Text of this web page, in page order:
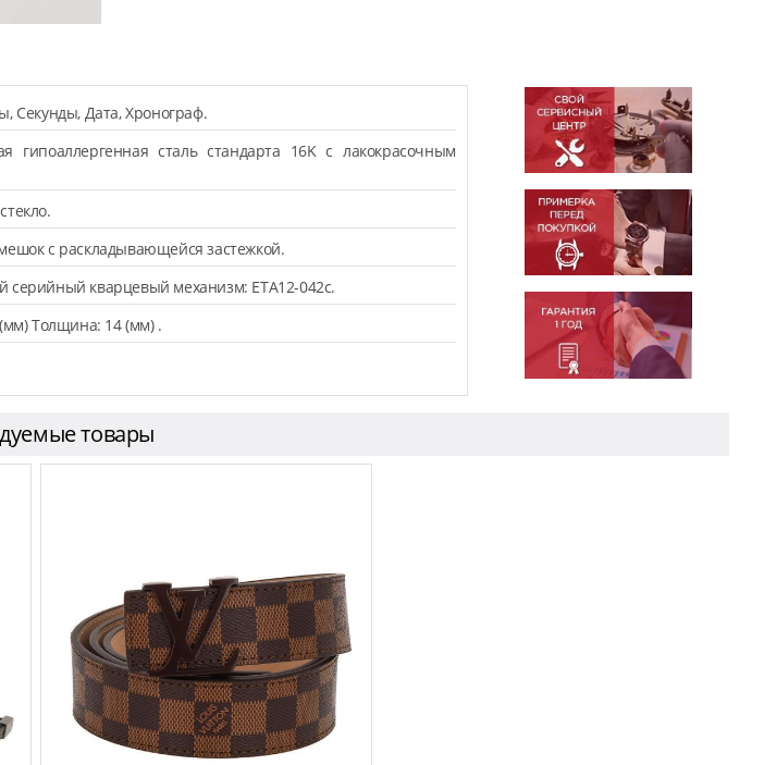
Секунды, Дата, Хронограф.
гипоаллергенная сталь стандарта 16K c лакокрасочным
с раскладывающейся застежкой.
серийный кварцевый механизм: ETA12-042c.
Толщина: 14 (мм) .
товары